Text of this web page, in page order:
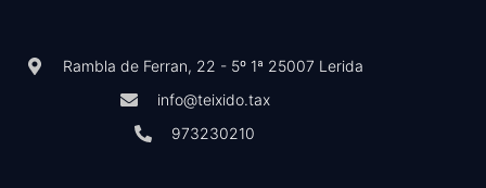
Rambla de Ferran, 22 - 5º 1ª 25007 Lerida
info@teixido.tax
973230210